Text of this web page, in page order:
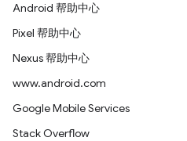
Android 帮助中心
Pixel 帮助中心
Nexus 帮助中心
www.android.com
Google Mobile Services
Stack Overflow